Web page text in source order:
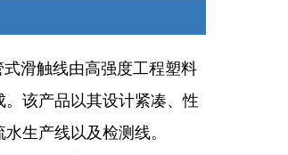
滑触线由高强度工程塑料
该产品以其设计紧凑、性
生产线以及检测线。